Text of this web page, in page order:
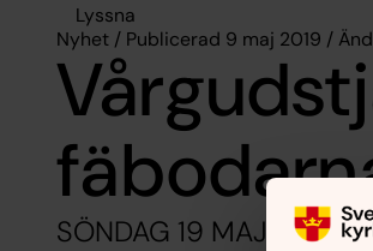
Lyssna
Nyhet / Publicerad 9 maj 2019 /
SÖNDAG 19 MAJ 11.00